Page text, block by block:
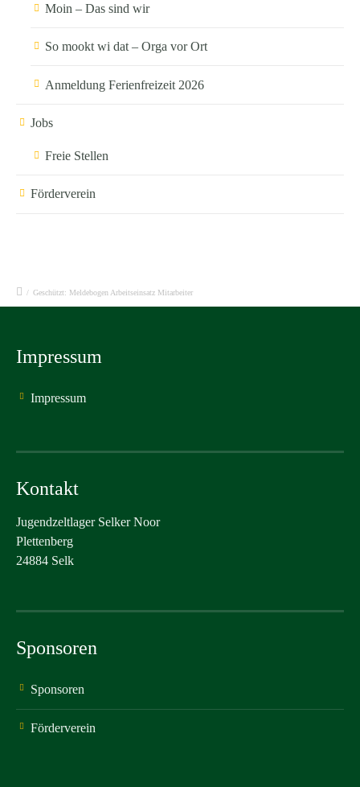
Moin – Das sind wir
So mookt wi dat – Orga vor Ort
Anmeldung Ferienfreizeit 2026
Jobs
Freie Stellen
Förderverein
/ Geschützt: Meldebogen Arbeitseinsatz Mitarbeiter
Impressum
Impressum
Kontakt
Jugendzeltlager Selker Noor
Plettenberg
24884 Selk
Sponsoren
Sponsoren
Förderverein